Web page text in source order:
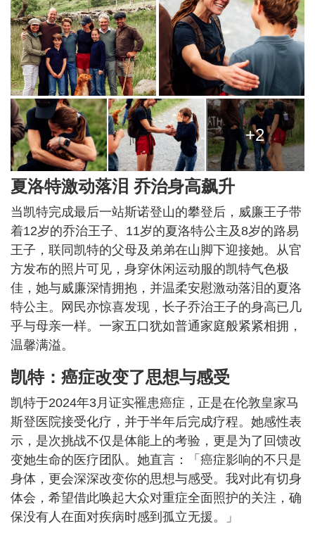
+2
夏洛特激动落泪 乔治身高飙升
当凯特完成最后一站斯诺登山的攀登后，威廉王子带
着12岁的乔治王子、11岁的夏洛特公主及8岁的路易
王子，联同凯特的父母及弟弟在山脚下迎接她。从官
方发布的照片可见，身穿休闲运动服的凯特气色极
佳，她与威廉深情拥抱，并温柔安慰激动落泪的夏洛
特公主。网民亦惊喜发现，长子乔治王子的身高已几
乎与母亲一样。一家五口犹如普通家庭般紧紧相拥，
温馨满溢。
凯特：癌症改变了思想与感受
凯特于2024年3月证实罹患癌症，正是在伦敦皇家马
斯登医院接受化疗，并于半年后完成疗程。她感性表
示，是次挑战不仅是体能上的考验，更是为了回馈改
变她生命的医疗团队。她直言：「癌症影响的不只是
身体，更会深深改变你的思想与感受。我对此有切身
体会，希望借此唤起大众对重症全面照护的关注，确
保没有人在面对疾病时感到孤立无援。」